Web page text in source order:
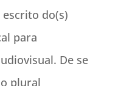
do(s)
para
De se
plural